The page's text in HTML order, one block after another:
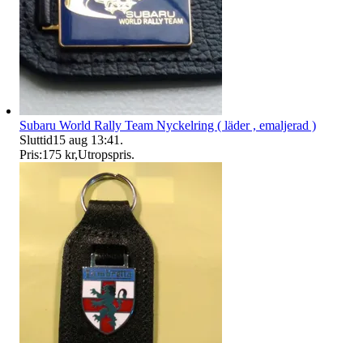
Subaru World Rally Team Nyckelring ( läder , emaljerad )
Sluttid15 aug 13:41 .
Pris:175 kr,Utropspris.